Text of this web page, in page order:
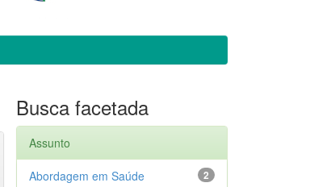
Busca facetada
Assunto
2
Abordagem em Saúde